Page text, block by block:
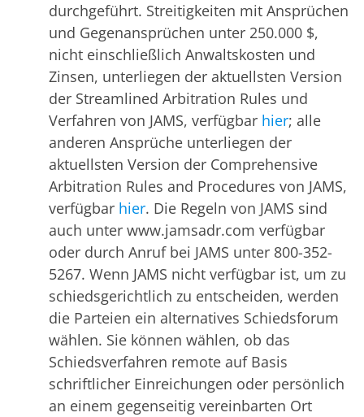
durchgeführt. Streitigkeiten mit Ansprüchen
und Gegenansprüchen unter 250.000 $,
nicht einschließlich Anwaltskosten und
Zinsen, unterliegen der aktuellsten Version
der Streamlined Arbitration Rules und
Verfahren von JAMS, verfügbar hier; alle
anderen Ansprüche unterliegen der
aktuellsten Version der Comprehensive
Arbitration Rules and Procedures von JAMS,
verfügbar hier. Die Regeln von JAMS sind
auch unter www.jamsadr.com verfügbar
oder durch Anruf bei JAMS unter 800-352-
5267. Wenn JAMS nicht verfügbar ist, um zu
schiedsgerichtlich zu entscheiden, werden
die Parteien ein alternatives Schiedsforum
wählen. Sie können wählen, ob das
Schiedsverfahren remote auf Basis
schriftlicher Einreichungen oder persönlich
an einem gegenseitig vereinbarten Ort